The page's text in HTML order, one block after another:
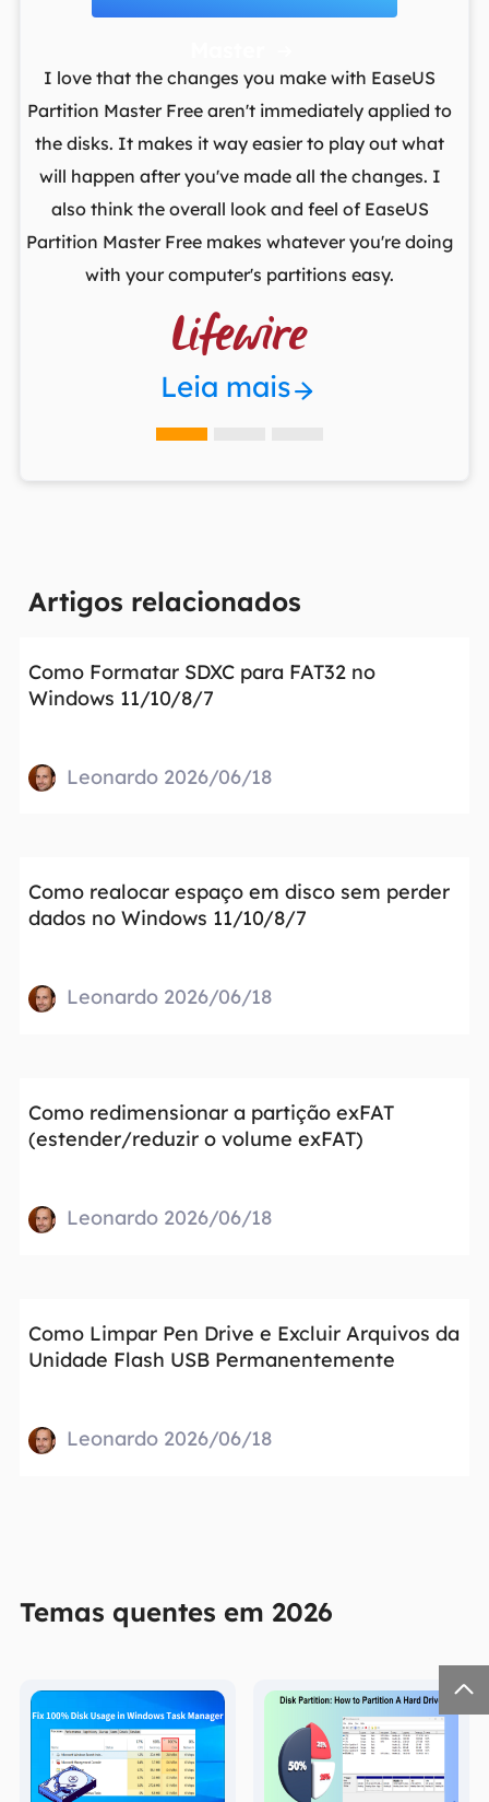
I love that the changes you make with EaseUS
Partition Master Free aren't immediately applied to
the disks. It makes it way easier to play out what
will happen after you've made all the changes. I
also think the overall look and feel of EaseUS
Partition Master Free makes whatever you're doing
with your computer's partitions easy.

Leia mais
Artigos relacionados
Como Formatar SDXC para FAT32 no
Windows 11/10/8/7
Leonardo 2026/06/18
Como realocar espaço em disco sem perder
dados no Windows 11/10/8/7
Leonardo 2026/06/18
Como redimensionar a partição exFAT
(estender/reduzir o volume exFAT)
Leonardo 2026/06/18
Como Limpar Pen Drive e Excluir Arquivos da
Unidade Flash USB Permanentemente
Leonardo 2026/06/18
Temas quentes em 2026
